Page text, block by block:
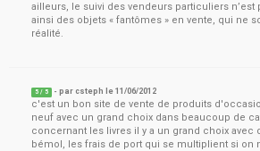
ailleurs, le suivi des vendeurs particuliers n’est
ainsi des objets « fantômes » en vente, qui ne
réalité.
5 / 5 - parcsteph le11/06/2012
c'est un bon site de vente de produits
neuf avec un grand choix dans beaucoup de
concernant les livres il y a un grand choix avec
bémol, les frais de port qui se multiplient si on